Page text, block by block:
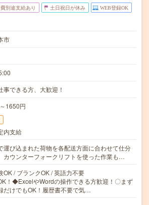
別途支給あり 土日祝日が休み WEB登録OK
市
事できる方、大歓迎！
1650円
内支給
運び込まれた荷物を各配送方面に合わせて仕分
カウンターフォークリフトを使った作業も…
OK / ブランクOK / 英語力不要
！◆ExcelやWordの操作できる方歓迎！〇まず
だけでもOK！履歴書不要で気…